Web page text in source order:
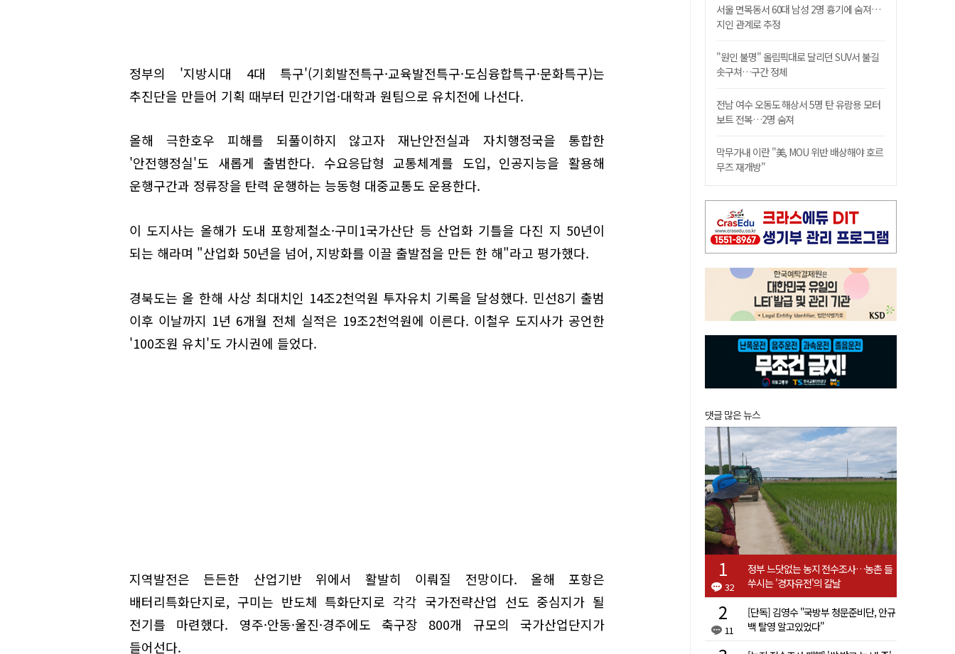
정부의 '지방시대 4대 특구'(기회발전특구·교육발전특구·도심융합특구·문화특구)는
추진단을 만들어 기획 때부터 민간기업·대학과 원팀으로 유치전에 나선다.
올해 극한호우 피해를 되풀이하지 않고자 재난안전실과 자치행정국을 통합한
'안전행정실'도 새롭게 출범한다. 수요응답형 교통체계를 도입, 인공지능을 활용해
운행구간과 정류장을 탄력 운행하는 능동형 대중교통도 운용한다.
이 도지사는 올해가 도내 포항제철소·구미1국가산단 등 산업화 기틀을 다진 지 50년이
되는 해라며 "산업화 50년을 넘어, 지방화를 이끌 출발점을 만든 한 해"라고 평가했다.
경북도는 올 한해 사상 최대치인 14조2천억원 투자유치 기록을 달성했다. 민선8기 출범
이후 이날까지 1년 6개월 전체 실적은 19조2천억원에 이른다. 이철우 도지사가 공언한
'100조원 유치'도 가시권에 들었다.
지역발전은 든든한 산업기반 위에서 활발히 이뤄질 전망이다. 올해 포항은
배터리특화단지로, 구미는 반도체 특화단지로 각각 국가전략산업 선도 중심지가 될
전기를 마련했다. 영주·안동·울진·경주에도 축구장 800개 규모의 국가산업단지가
들어선다.
서울 면목동서 60대 남성 2명 흉기에 숨져…
지인 관계로 추정
"원인 불명" 올림픽대로 달리던 SUV서 불길
솟구쳐…구간 정체
전남 여수 오동도 해상서 5명 탄 유람용 모터
보트 전복…2명 숨져
막무가내 이란 "美, MOU 위반 배상해야 호르
무즈 재개방"
댓글 많은 뉴스
32
정부 느닷없는 농지 전수조사…농촌 들
쑤시는 '경자유전'의 칼날
11
[단독] 김영수 "국방부 청문준비단, 안규
백 탈영 알고있었다"